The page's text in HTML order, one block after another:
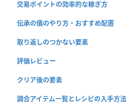
交易ポイントの効率的な稼ぎ方
伝承の儀のやり方・おすすめ配置
取り返しのつかない要素
評価レビュー
クリア後の要素
調合アイテム一覧とレシピの入手方法